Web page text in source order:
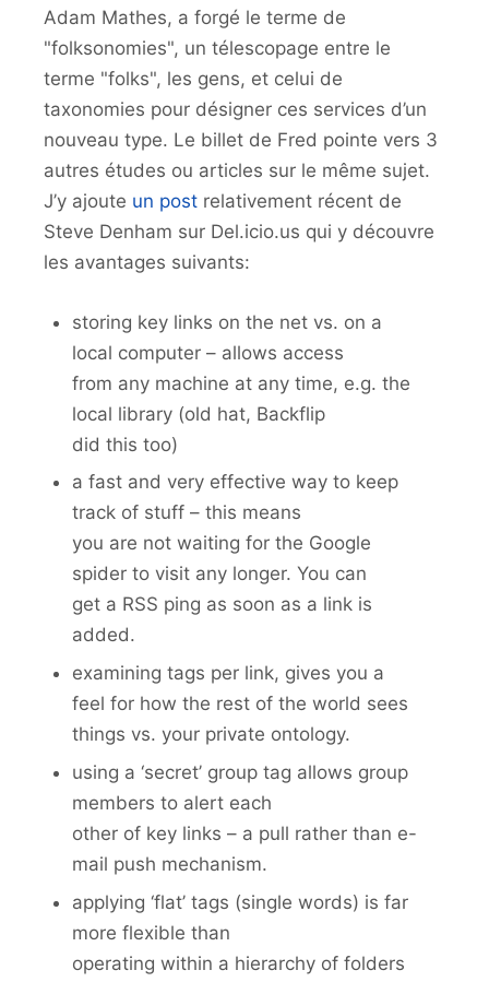
Adam Mathes, a forgé le terme de
"folksonomies", un télescopage entre le
terme "folks", les gens, et celui de
taxonomies pour désigner ces services d’un
nouveau type. Le billet de Fred pointe vers 3
autres études ou articles sur le même sujet.
J’y ajoute un post relativement récent de
Steve Denham sur Del.icio.us qui y découvre
les avantages suivants:
storing key links on the net vs. on a
local computer – allows access
from any machine at any time, e.g. the
local library (old hat, Backflip
did this too)
a fast and very effective way to keep
track of stuff – this means
you are not waiting for the Google
spider to visit any longer. You can
get a RSS ping as soon as a link is
added.
examining tags per link, gives you a
feel for how the rest of the world sees
things vs. your private ontology.
using a ‘secret’ group tag allows group
members to alert each
other of key links – a pull rather than e-
mail push mechanism.
applying ‘flat’ tags (single words) is far
more flexible than
operating within a hierarchy of folders